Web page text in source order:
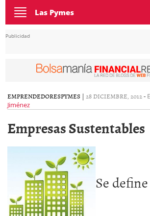
Toggle
navigation
Las Pymes
Publicidad
EMPRENDEDORESPYMES | 28 DICIEMBRE, 2012-
Jiménez
Empresas Sustentables
Se